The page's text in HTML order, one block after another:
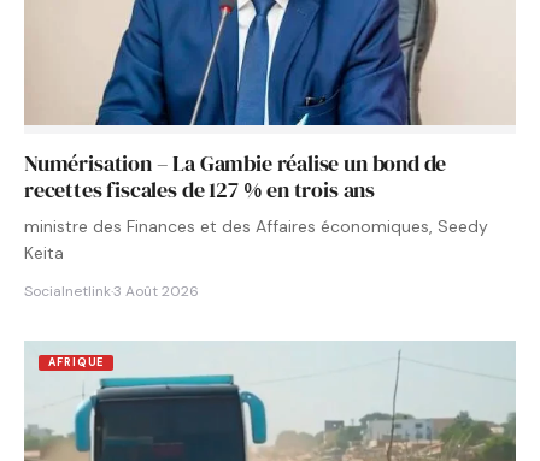
Numérisation – La Gambie réalise un bond de
recettes fiscales de 127 % en trois ans
ministre des Finances et des Affaires économiques, Seedy
Keita
Socialnetlink·3 Août 2026
AFRIQUE